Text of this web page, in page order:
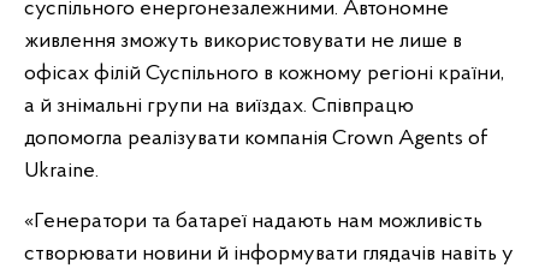
суспільного енергонезалежними. Автономне
живлення зможуть використовувати не лише в
офісах філій Суспільного в кожному регіоні країни,
а й знімальні групи на виїздах. Співпрацю
допомогла реалізувати компанія Crown Agents of
Ukraine.
«Генератори та батареї надають нам можливість
створювати новини й інформувати глядачів навіть у